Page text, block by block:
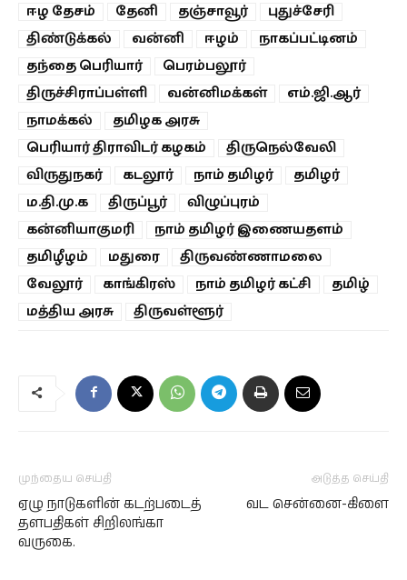
ஈழ தேசம்
தேனி தஞ்சாவூர்
புதுச்சேரி
திண்டுக்கல்
வன்னி ஈழம்
நாகப்பட்டினம்
தந்தை பெரியார்
பெரம்பலூர்
திருச்சிராப்பள்ளி
வன்னிமக்கள்
எம்.ஜி.ஆர்
நாமக்கல்
தமிழக அரசு
பெரியார் திராவிடர் கழகம்
திருநெல்வேலி
விருதுநகர்
கடலூர் நாம் தமிழர்
தமிழர்
ம.தி.மு.க
திருப்பூர்
விழுப்புரம்
கன்னியாகுமரி
நாம் தமிழர் இணையதளம்
தமிழீழம்
மதுரை
திருவண்ணாமலை
வேலூர்
காங்கிரஸ் நாம் தமிழர் கட்சி
தமிழ்
மத்திய அரசு
திருவள்ளூர்
முந்தைய செய்தி
ஏழு நாடுகளின் கடற்படைத்
தளபதிகள் சிறிலங்கா
வருகை.
அடுத்த செய்தி
வட சென்னை-கிளை